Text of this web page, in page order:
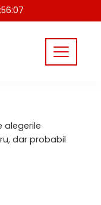
alegerile
dar probabil